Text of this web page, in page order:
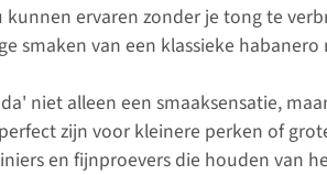
ervaren zonder je tong te
smaken van een klassieke
niet alleen een smaaksensatie,
zijn voor kleinere perken of
en fijnproevers die houden van